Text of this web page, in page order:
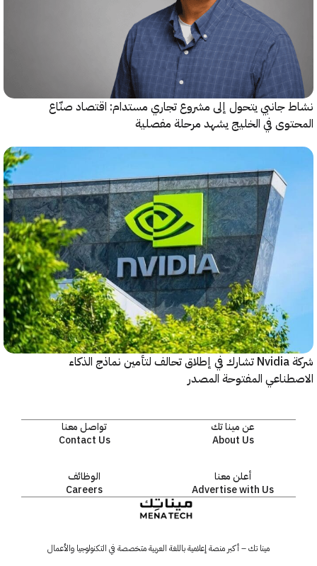
جانبي يتحول إلى مشروع تجاري مستدام: اقتصاد صنّاع
في الخليج يشهد مرحلة مفصلية
شركة Nvidia تشارك في إطلاق تحالف لتأمين نماذج الذكاء
المفتوحة المصدر
عن مينا تك
About Us
تواصل معنا
Contact Us
أعلن معنا
Advertise with Us
الوظائف
Careers
مينا تك – أكبر منصة إعلامية باللغة العربية متخصصة في التكنولوجيا والأعمال